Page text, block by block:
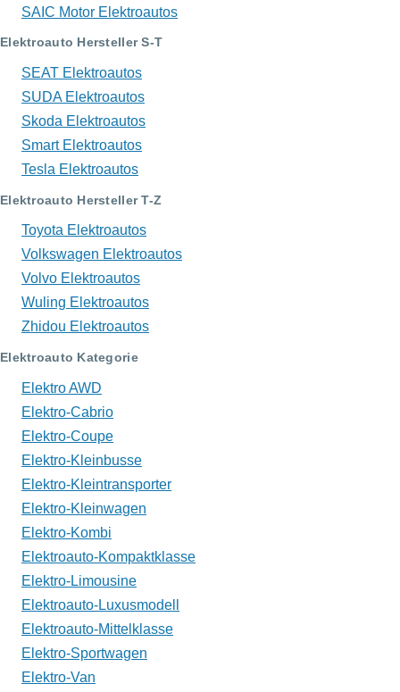
SAIC Motor Elektroautos
Elektroauto Hersteller S-T
SEAT Elektroautos
SUDA Elektroautos
Skoda Elektroautos
Smart Elektroautos
Tesla Elektroautos
Elektroauto Hersteller T-Z
Toyota Elektroautos
Volkswagen Elektroautos
Volvo Elektroautos
Wuling Elektroautos
Zhidou Elektroautos
Elektroauto Kategorie
Elektro AWD
Elektro-Cabrio
Elektro-Coupe
Elektro-Kleinbusse
Elektro-Kleintransporter
Elektro-Kleinwagen
Elektro-Kombi
Elektroauto-Kompaktklasse
Elektro-Limousine
Elektroauto-Luxusmodell
Elektroauto-Mittelklasse
Elektro-Sportwagen
Elektro-Van